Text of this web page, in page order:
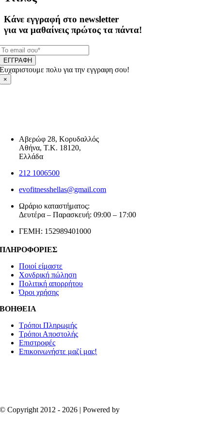
Κάνε εγγραφή στο newsletter
για να μαθαίνεις πρώτος τα πάντα!
ΕΓΓΡΑΦΗ
Ευχαριστουμε πολυ για την εγγραφη σου!
×
Αβερώφ 28, Κορυδαλλός
Αθήνα, Τ.Κ. 18120,
Ελλάδα
212 1006500
evofitnesshellas@gmail.com
Ωράριο καταστήματος:
Δευτέρα – Παρασκευή: 09:00 – 17:00
ΓΕΜΗ: 152989401000
ΠΛΗΡΟΦΟΡΙΕΣ
Ποιοί είμαστε
Χονδρική πώληση
Πολιτική απορρήτου
Όροι χρήσης
ΒΟΗΘΕΙΑ
Τρόποι Πληρωμής
Τρόποι Αποστολής
Επιστροφές
Επικοινωνήστε μαζί μας!
© Copyright 2012 - 2026 | Powered by